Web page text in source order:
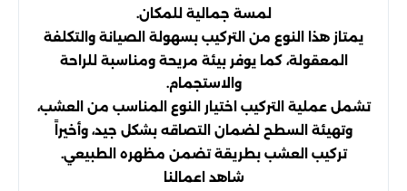
لمسة جمالية للمكان.
يمتاز هذا النوع من التركيب بسهولة الصيانة والتكلفة
المعقولة، كما يوفر بيئة مريحة ومناسبة للراحة
والاستجمام.
تشمل عملية التركيب اختيار النوع المناسب من العشب،
وتهيئة السطح لضمان التصاقه بشكل جيد، وأخيراً
تركيب العشب بطريقة تضمن مظهره الطبيعي.
شاهد اعمالنا